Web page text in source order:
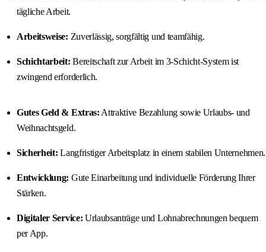
tägliche Arbeit.
Arbeitsweise: Zuverlässig, sorgfältig und teamfähig.
Schichtarbeit: Bereitschaft zur Arbeit im 3-Schicht-System ist
zwingend erforderlich.
Gutes Geld & Extras: Attraktive Bezahlung sowie Urlaubs- und
Weihnachtsgeld.
Sicherheit: Langfristiger Arbeitsplatz in einem stabilen Unternehmen.
Entwicklung: Gute Einarbeitung und individuelle Förderung Ihrer
Stärken.
Digitaler Service: Urlaubsanträge und Lohnabrechnungen bequem
per App.